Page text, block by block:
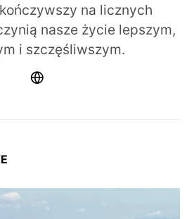
na licznych
nasze życie lepszym,
i szczęśliwszym.